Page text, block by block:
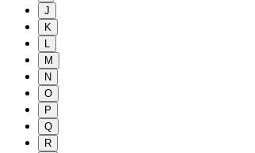
J
K
L
M
N
O
P
Q
R